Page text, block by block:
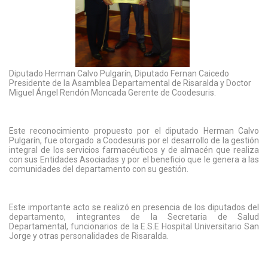
Diputado Herman Calvo Pulgarín, Diputado Fernan Caicedo
Presidente de la Asamblea Departamental de Risaralda y Doctor
Miguel Ángel Rendón Moncada Gerente de Coodesuris.
Este reconocimiento propuesto por el diputado Herman Calvo
Pulgarín, fue otorgado a Coodesuris por el desarrollo de la gestión
integral de los servicios farmacéuticos y de almacén que realiza
con sus Entidades Asociadas y por el beneficio que le genera a las
comunidades del departamento con su gestión.
Este importante acto se realizó en presencia de los diputados del
departamento, integrantes de la Secretaria de Salud
Departamental, funcionarios de la E.S.E Hospital Universitario San
Jorge y otras personalidades de Risaralda.